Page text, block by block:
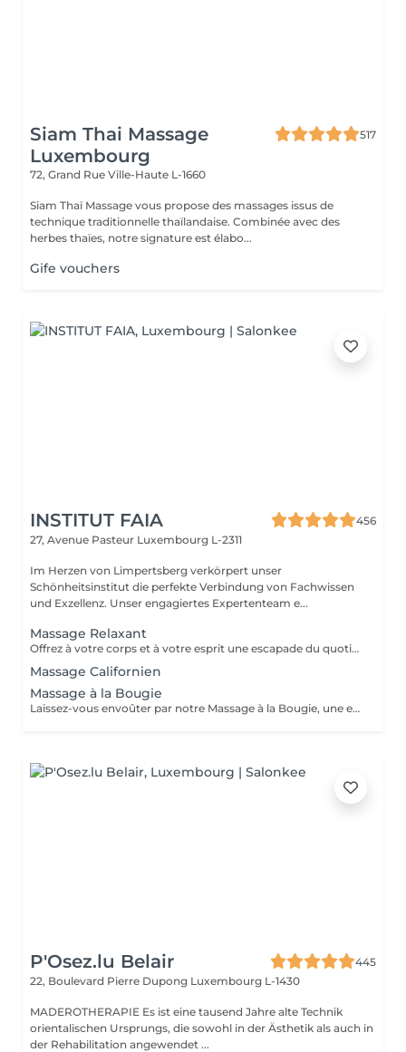
Siam Thai Massage
Luxembourg
517
72, Grand Rue Ville-Haute L-1660
Siam Thaï Massage vous propose des massages issus de
technique traditionnelle thaïlandaise. Combinée avec des
herbes thaïes, notre signature est élabo...
Gife vouchers
INSTITUT FAIA
456
27, Avenue Pasteur Luxembourg L-2311
Im Herzen von Limpertsberg verkörpert unser
Schönheitsinstitut die perfekte Verbindung von Fachwissen
und Exzellenz. Unser engagiertes Expertenteam e...
Massage Relaxant
Offrez à votre corps et à votre esprit une escapade du quotidien avec notre Massage Relaxant. Conçu pour apaiser les muscles tendus et l'esprit agité, ce massage est une invitation à la tranquillité. Les gestes doux et enveloppants vous plongent dans un état de détente profonde, éliminant le stress et favorisant une relaxation totale. Laissez-vous dorloter, ressourcez-vous et repartez avec un sourire apaisé.
Massage Californien
Massage à la Bougie
Laissez-vous envoûter par notre Massage à la Bougie, une expérience sensorielle unique. La chaleur douce et apaisante de la cire fondue associée à des mouvements délicats vous transporte dans un cocon de relaxation. Vos sens seront comblés par les parfums apaisants de nos bougies spécialement conçues. Plongez dans un état de béatitude et ressortez avec une peau soyeuse et un esprit apaisé.
P'Osez.lu Belair
445
22, Boulevard Pierre Dupong Luxembourg L-1430
MADEROTHERAPIE Es ist eine tausend Jahre alte Technik
orientalischen Ursprungs, die sowohl in der Ästhetik als auch in
der Rehabilitation angewendet ...